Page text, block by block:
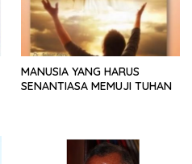
MANUSIA YANG HARUS
SENANTIASA MEMUJI TUHAN